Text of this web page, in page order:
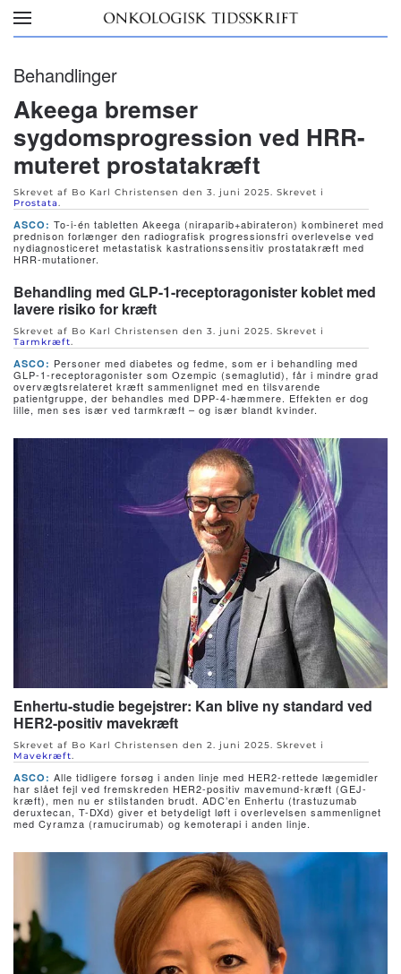
Skip to main content
Behandlinger
Akeega bremser
sygdomsprogression ved HRR-
muteret prostatakræft
Skrevet af Bo Karl Christensen den 3. juni 2025. Skrevet i
Prostata.
ASCO: To-i-én tabletten Akeega (niraparib+abirateron) kombineret med
prednison forlænger den radiografisk progressionsfri overlevelse ved
nydiagnosticeret metastatisk kastrationssensitiv prostatakræft med
HRR-mutationer.
Behandling med GLP-1-receptoragonister koblet med
lavere risiko for kræft
Skrevet af Bo Karl Christensen den 3. juni 2025. Skrevet i
Tarmkræft.
ASCO: Personer med diabetes og fedme, som er i behandling med
GLP-1-receptoragonister som Ozempic (semaglutid), får i mindre grad
overvægtsrelateret kræft sammenlignet med en tilsvarende
patientgruppe, der behandles med DPP-4-hæmmere. Effekten er dog
lille, men ses især ved tarmkræft – og især blandt kvinder.
Enhertu-studie begejstrer: Kan blive ny standard ved
HER2-positiv mavekræft
Skrevet af Bo Karl Christensen den 2. juni 2025. Skrevet i
Mavekræft.
ASCO: Alle tidligere forsøg i anden linje med HER2-rettede lægemidler
har slået fejl ved fremskreden HER2-positiv mavemund-kræft (GEJ-
kræft), men nu er stilstanden brudt. ADC’en Enhertu (trastuzumab
deruxtecan, T-DXd) giver et betydeligt løft i overlevelsen sammenlignet
med Cyramza (ramucirumab) og kemoterapi i anden linje.